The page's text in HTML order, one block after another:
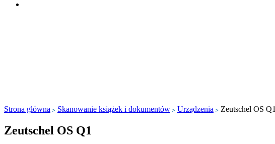
Strona główna Skanowanie książek i dokumentów Urządzenia Zeutschel OS Q1
Zeutschel OS Q1